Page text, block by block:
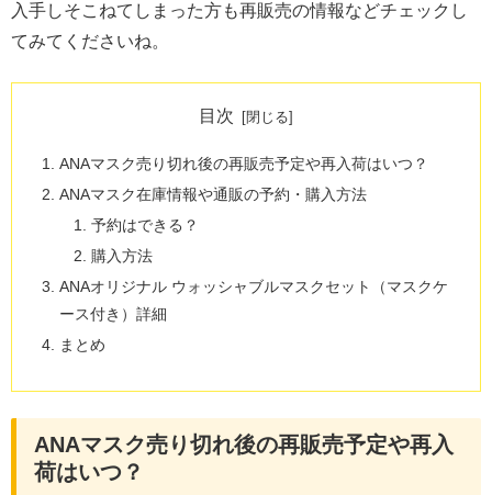
入手しそこねてしまった方も再販売の情報などチェックし
てみてくださいね。
目次
ANAマスク売り切れ後の再販売予定や再入荷はいつ？
ANAマスク在庫情報や通販の予約・購入方法
予約はできる？
購入方法
ANAオリジナル ウォッシャブルマスクセット（マスクケ
ース付き）詳細
まとめ
ANAマスク売り切れ後の再販売予定や再入
荷はいつ？